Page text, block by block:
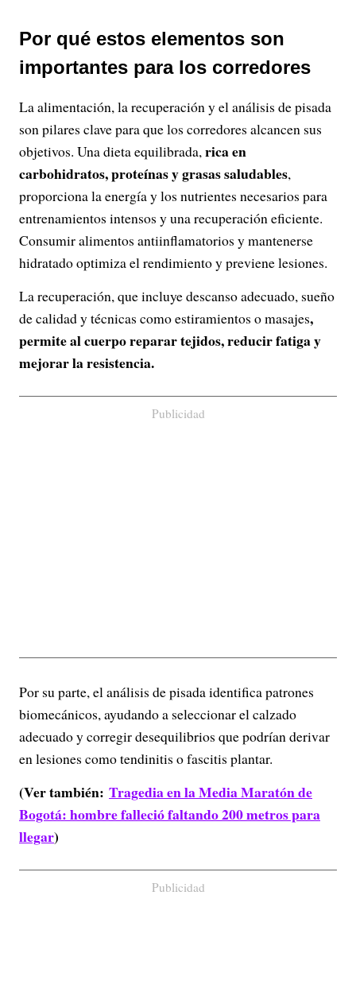
Por qué estos elementos son
importantes para los corredores
La alimentación, la recuperación y el análisis de pisada
son pilares clave para que los corredores alcancen sus
objetivos. Una dieta equilibrada,rica en
carbohidratos, proteínas y grasas saludables,
proporciona la energía y los nutrientes necesarios para
entrenamientos intensos y una recuperación eficiente.
Consumir alimentos antiinflamatorios y mantenerse
hidratado optimiza el rendimiento y previene lesiones.
La recuperación, que incluye descanso adecuado, sueño
de calidad y técnicas como estiramientos o masajes,
permite al cuerpo reparar tejidos, reducir fatiga y
mejorar la resistencia.
Publicidad
Por su parte, el análisis de pisada identifica patrones
biomecánicos, ayudando a seleccionar el calzado
adecuado y corregir desequilibrios que podrían derivar
en lesiones como tendinitis o fascitis plantar.
(Ver también: Tragedia en la Media Maratón de
Bogotá: hombre falleció faltando 200 metros para
llegar)
Publicidad